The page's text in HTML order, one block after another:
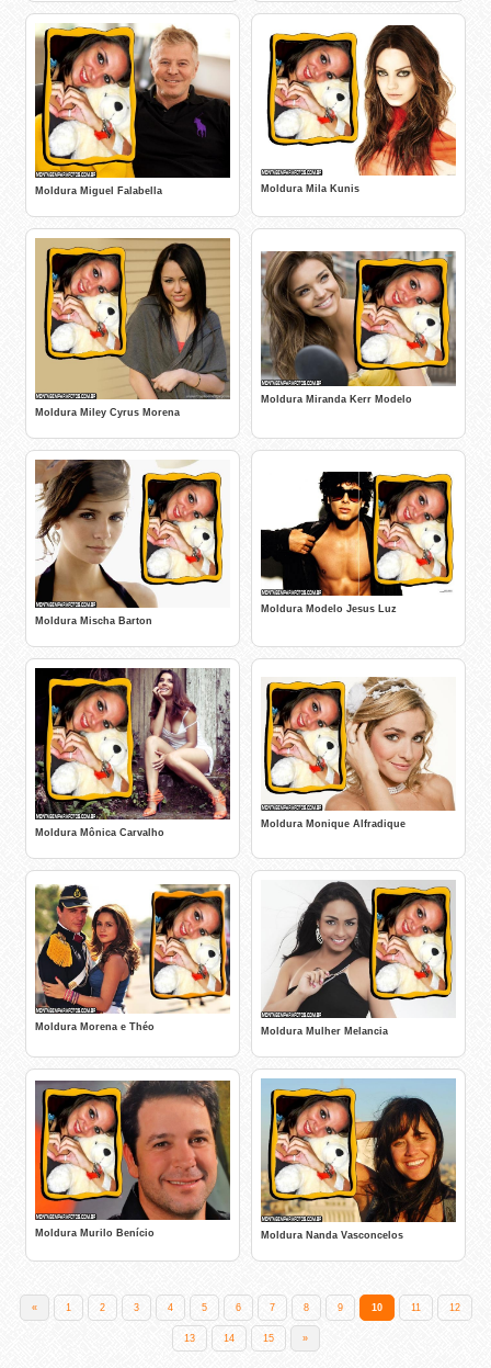
Moldura Miguel Falabella Moldura Mila Kunis
Moldura Miley Cyrus Morena
Moldura Miranda Kerr Modelo
Moldura Mischa Barton
Moldura Modelo Jesus Luz
Moldura Mônica Carvalho
Moldura Monique Alfradique
Moldura Morena e Théo Moldura Mulher Melancia
Moldura Murilo Benício Moldura Nanda Vasconcelos
« 1 2 3 4 5 6 7 8 9 10 11 12
13 14 15 »